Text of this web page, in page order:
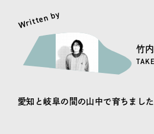
Written by
竹
愛知と岐阜の間の山中で育ちました